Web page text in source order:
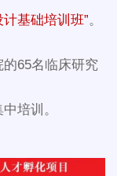
基础培训班”。
65名临床研究
培训。